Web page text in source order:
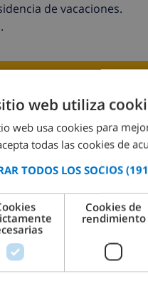
de vacaciones.
LA CASA
placa
hornillos
web utiliza
web usa cookies para
todas las cookies de
TODOS LOS SOCIOS
Cookies de
rendimiento